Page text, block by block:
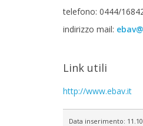
telefono: 0444/
indirizzo mail:
Link utili
http://www.ebav.it
Data inserimento: